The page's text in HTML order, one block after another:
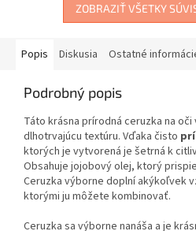
ZOBRAZIŤ VŠETKY
Popis Diskusia Ostatné
Podrobný popis
Táto krásna prírodná ceruzka na
dlhotrvajúcu textúru. Vďaka čisto
ktorých je vytvorená je šetrná k
Obsahuje jojobový olej, ktorý
Ceruzka výborne doplní akýkoľvek
ktorými ju môžete kombinovať.
Ceruzka sa výborne nanáša a je